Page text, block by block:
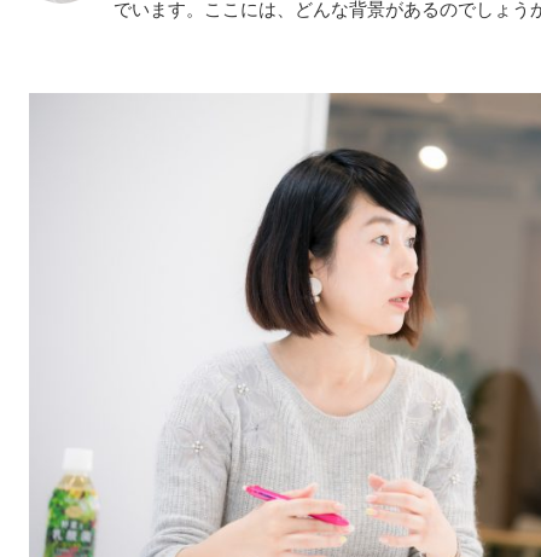
でいます。ここには、どんな背景があるのでしょう